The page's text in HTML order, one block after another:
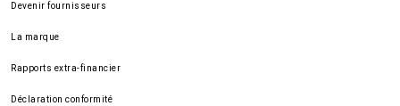
Devenir fournisseurs
La marque
Rapports extra-financier
Déclaration conformité